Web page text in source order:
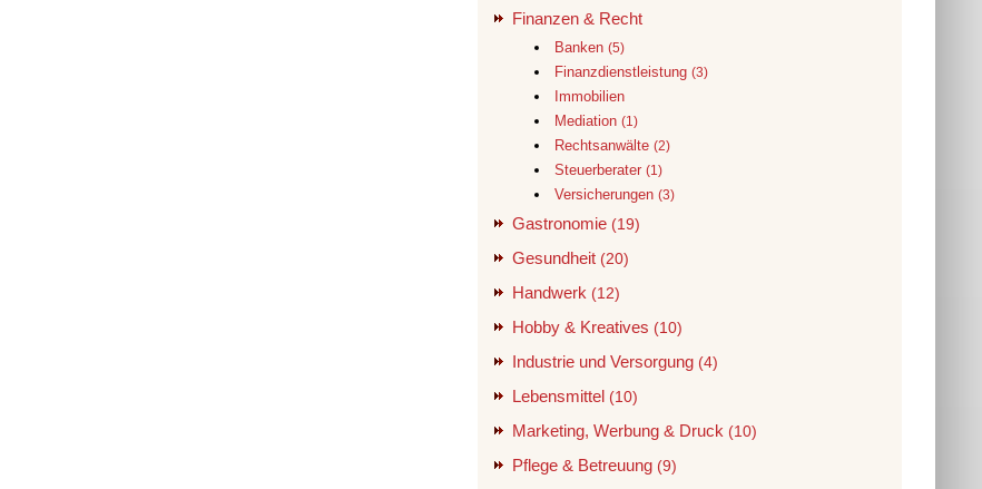
Finanzen & Recht
Banken(5)
Finanzdienstleistung(3)
Immobilien
Mediation(1)
Rechtsanwälte(2)
Steuerberater(1)
Versicherungen(3)
Gastronomie (19)
Gesundheit (20)
Handwerk (12)
Hobby & Kreatives (10)
Industrie und Versorgung (4)
Lebensmittel (10)
Marketing, Werbung & Druck (10)
Pflege & Betreuung (9)